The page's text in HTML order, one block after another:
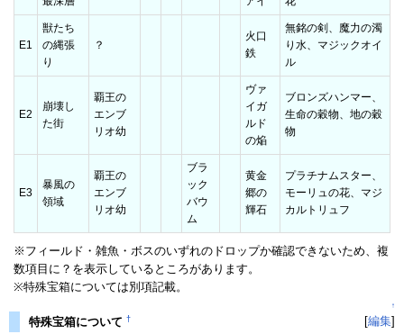
E1
獣たち
の縄張
り
？
火口
鉄
無銘の剣、魔力の濁
り水、マジックオイ
ル
E2
崩壊し
た街
覇王の
エンブ
リオ幼
ヴァ
イガ
ルド
の焔
ブロンズハンマー、
生命の穀物、地の穀
物
E3
暴風の
領域
覇王の
エンブ
リオ幼
ブラ
ック
バウ
ム
黄金
郷の
輝石
プラチナムスター、
モーリュの花、マジ
カルトリュフ
※フィールド・雑魚・ボスのいずれのドロップか確認できないため、複
数項目に？を表示しているところがあります。
※特殊宝箱については別項記載。
↑
特殊宝箱について † [編集]